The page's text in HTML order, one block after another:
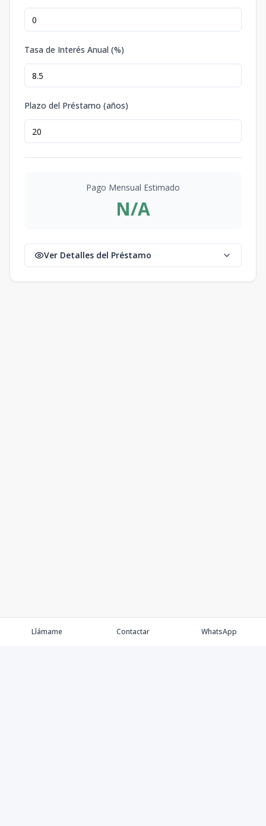
Tasa de Interés Anual (%)
Plazo del Préstamo (años)
Pago Mensual Estimado
N/A
Ver Detalles del Préstamo
Llámame Contactar WhatsApp